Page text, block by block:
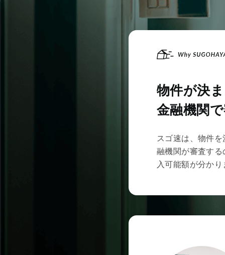
物件が決
金融機関
スゴ速は、物件
融機関が審査す
入可能額が分かり